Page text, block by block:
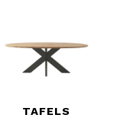
TAFELS